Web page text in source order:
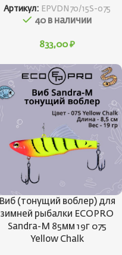
Артикул: EPVDN70/15S-075
40 в наличии
833,00 ₽
Виб (тонущий воблер) для
зимней рыбалки ECOPRO
Sandra-M 85мм 19г 075
Yellow Chalk